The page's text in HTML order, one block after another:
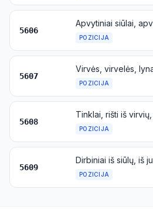
5606
POZICIJA
5607
POZICIJA
5608
POZICIJA
5609
POZICIJA